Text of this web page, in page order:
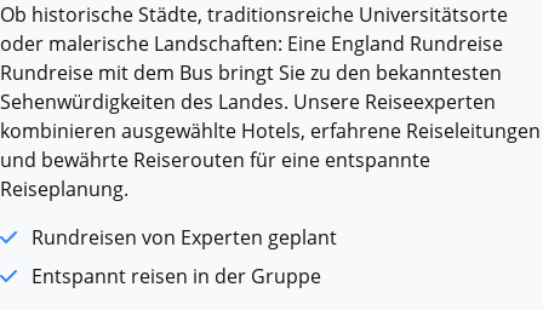
Ob historische Städte, traditionsreiche Universitätsorte
oder malerische Landschaften: Eine England Rundreise
Rundreise mit dem Bus bringt Sie zu den bekanntesten
Sehenwürdigkeiten des Landes. Unsere Reiseexperten
kombinieren ausgewählte Hotels, erfahrene Reiseleitungen
und bewährte Reiserouten für eine entspannte
Reiseplanung.
Rundreisen von Experten geplant
Entspannt reisen in der Gruppe